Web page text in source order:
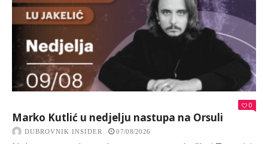
0
Marko Kutlić u nedjelju nastupa na Orsuli
DUBROVNIK INSIDER 07/08/2026